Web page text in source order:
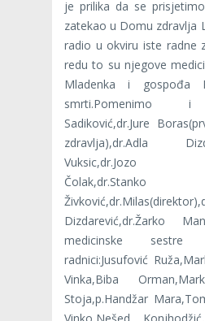
je prilika da se
zatekao u Domu zdravlja
radio u okviru iste radne
redu to su njegove
Mladenka i gospođa
smrti.Pomenimo i
Sadiković,dr.Jure
zdravlja),dr.Adla
Vuksic,dr.Jozo
Čolak,dr.Stanko
Dizdarević,dr.Žarko
medicinske sestre
radnici:Jusufović
Vinka,Biba
Stoja,p.Handžar